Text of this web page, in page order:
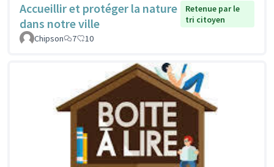
Accueillir et protéger la nature
dans notre ville
Retenue par le
tri citoyen
Chipson
7 10